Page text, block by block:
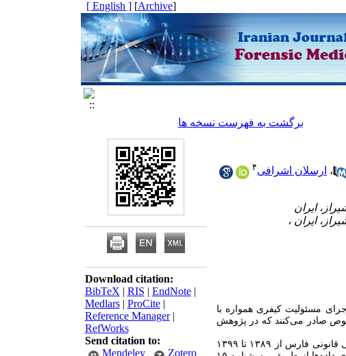
[
Archive
]
[ English ]
برگشت به فهرست نسخه ها
، ارسلان اشرافی۴
مسئولیت کیفری همواره با
صادر میکنند که در پژوهش
نگر، ۱۱۶ پرونده در کمیسیون پزشکی قانونی فارس از ۱۳۸۹ تا ۱۳۹۹
Download citation:
BibTeX | RIS | EndNote|
Medlars| ProCite|
Reference Manager|
RefWorks
Send citation to:
Mendeley
Zotero